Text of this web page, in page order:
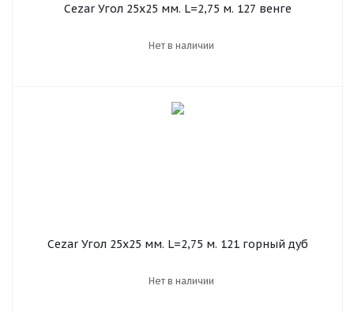
Cezar Угол 25х25 мм. L=2,75 м. 127 венге
Нет в наличии
Cezar Угол 25х25 мм. L=2,75 м. 121 горный дуб
Нет в наличии